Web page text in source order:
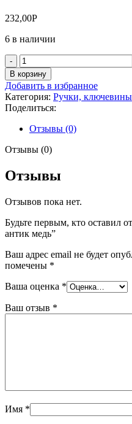
232,00Р
6 в наличии
Количество
товара
Ручка-
кнопка
РК2-
1
антик
медь
В корзину
Добавить в избранное
Категория: Ручки, ключевины
Поделиться:
Отзывы (0)
Отзывы (0)
Отзывы
Отзывов пока нет.
Будьте первым, кто оставил
антик медь”
Ваш адрес email не будет
помечены *
Ваша оценка *
Ваш отзыв *
Имя *